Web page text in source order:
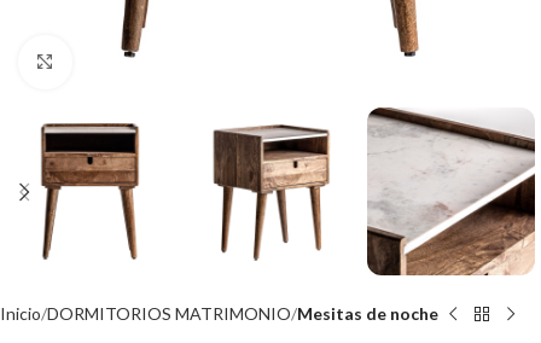
Click to enlarge
Inicio DORMITORIOS MATRIMONIO Mesitas de noche